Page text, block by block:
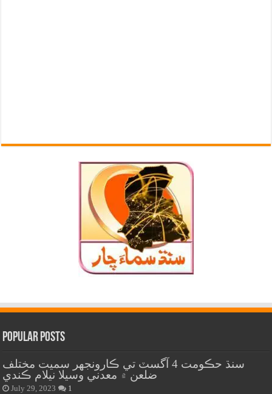
Popular Posts
سنڌ حڪومت 4 آگسٽ تي ڪارونجهر سميت مختلف
ضلعن ۾ معدني وسيلا نيلام ڪندي
July 29, 2023 1